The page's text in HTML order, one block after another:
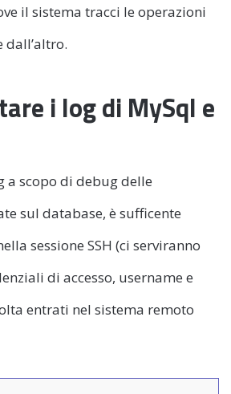
il sistema tracci le operazioni
dall’altro.
i log di MySql e
a scopo di debug delle
sul database, è sufficente
sessione SSH (ci serviranno
di accesso, username e
entrati nel sistema remoto